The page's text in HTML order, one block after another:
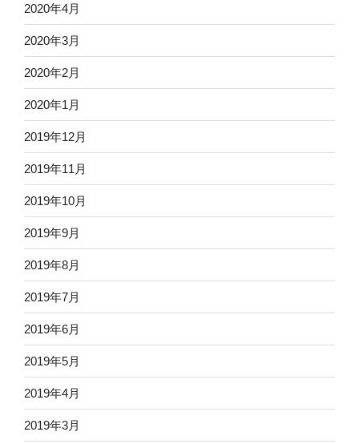
2020年4月
2020年3月
2020年2月
2020年1月
2019年12月
2019年11月
2019年10月
2019年9月
2019年8月
2019年7月
2019年6月
2019年5月
2019年4月
2019年3月